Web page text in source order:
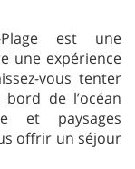
Plage est une
une expérience
vous tenter
de l’océan
et paysages
offrir un séjour